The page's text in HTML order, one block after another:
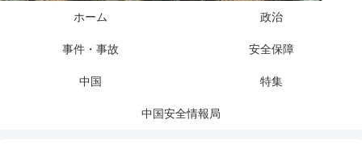
ホーム 政治
事件・事故 安全保障
中国 特集
中国安全情報局